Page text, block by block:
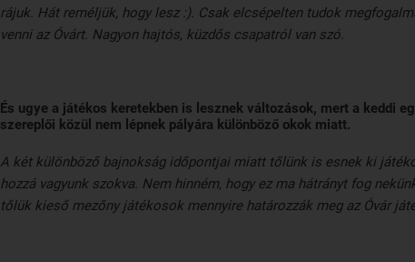
rájuk. Hát reméljük, hogy lesz :). Csak elcsépelten tudok
venni az Óvárt. Nagyon hajtós, küzdős csapatról van szó.
És ugye a játékos keretekben is lesznek változások, mert a keddi
szereplői közül nem lépnek pályára különböző okok miatt.
A két különböző bajnokság időpontjai miatt tőlünk is esnek ki
hozzá vagyunk szokva. Nem hinném, hogy ez ma hátrányt fog
tőlük kieső mezőny játékosok mennyire határozzák meg az Óvár